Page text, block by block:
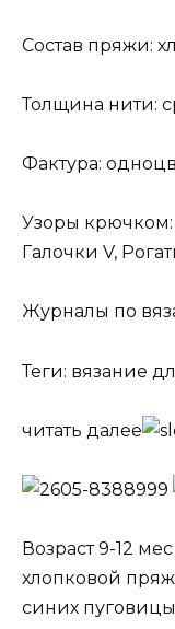
Состав пряжи:
Толщина нити:
Фактура:
Узоры крючком:
Галочки V,
Журналы по
Теги: вязание
читать далее
Возраст 9-12
хлопковой
синих